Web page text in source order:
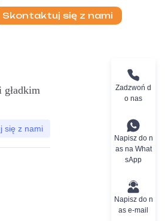
Skontaktuj się z nami
się z nami
Zadzwoń d
o nas
Napisz do n
as na What
sApp
Napisz do n
as e-mail